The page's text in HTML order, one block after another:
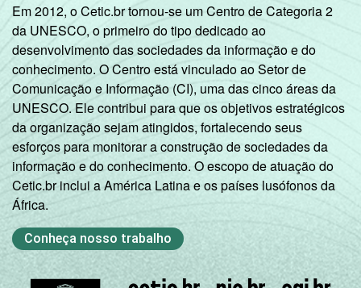
Em 2012, o Cetic.br tornou-se um Centro de Categoria 2
da UNESCO, o primeiro do tipo dedicado ao
desenvolvimento das sociedades da informação e do
conhecimento. O Centro está vinculado ao Setor de
Comunicação e Informação (CI), uma das cinco áreas da
UNESCO. Ele contribui para que os objetivos estratégicos
da organização sejam atingidos, fortalecendo seus
esforços para monitorar a construção de sociedades da
informação e do conhecimento. O escopo de atuação do
Cetic.br inclui a América Latina e os países lusófonos da
África.
Conheça nosso trabalho